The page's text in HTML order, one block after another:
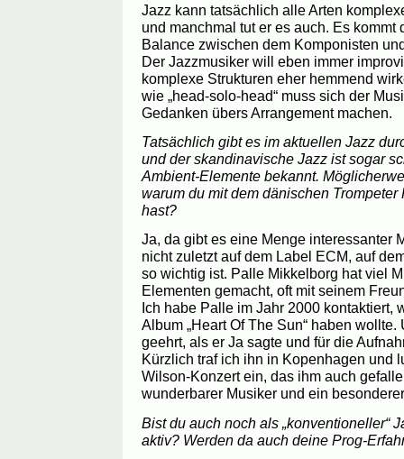
Jazz kann tatsächlich alle Arten
und manchmal tut er es auch. Es kommt
Balance zwischen dem Komponisten
Der Jazzmusiker will eben immer
komplexe Strukturen eher hemmend
wie „head-solo-head“ muss sich der
Gedanken übers Arrangement machen.
Tatsächlich gibt es im aktuellen Jazz
und der skandinavische Jazz ist sogar
Ambient-Elemente bekannt.
warum du mit dem dänischen
hast?
Ja, da gibt es eine Menge interessanter
nicht zuletzt auf dem Label ECM, auf
so wichtig ist. Palle Mikkelborg hat viel
Elementen gemacht, oft mit seinem
Ich habe Palle im Jahr 2000 kontaktiert,
Album „Heart Of The Sun“ haben
geehrt, als er Ja sagte und für die
Kürzlich traf ich ihn in Kopenhagen und
Wilson-Konzert ein, das ihm auch
wunderbarer Musiker und ein
Bist du auch noch als „konventioneller“
aktiv? Werden da auch deine Prog-